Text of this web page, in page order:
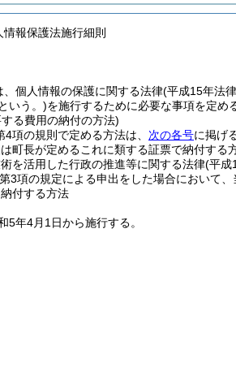
報保護法施行細則
、個人情報の保護に関する法律(平成15年法
いう。)を施行するために必要な事項を定め
る費用の納付の方法)
4項の規則で定める方法は、 次の各号に掲げ
町長が定めるこれに類する証票で納付する
を活用した行政の推進等に関する法律(平成
3項の規定による申出をした場合において
付する方法
5年4月1日から施行する。